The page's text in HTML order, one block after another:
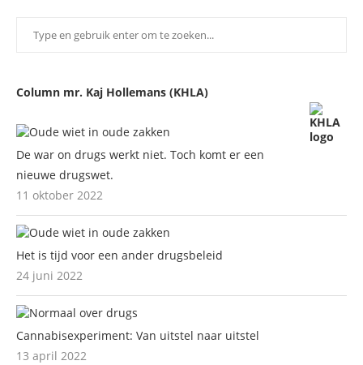
Column mr. Kaj Hollemans (KHLA)
De war on drugs werkt niet. Toch komt er een
nieuwe drugswet.
11 oktober 2022
Het is tijd voor een ander drugsbeleid
24 juni 2022
Cannabisexperiment: Van uitstel naar uitstel
13 april 2022